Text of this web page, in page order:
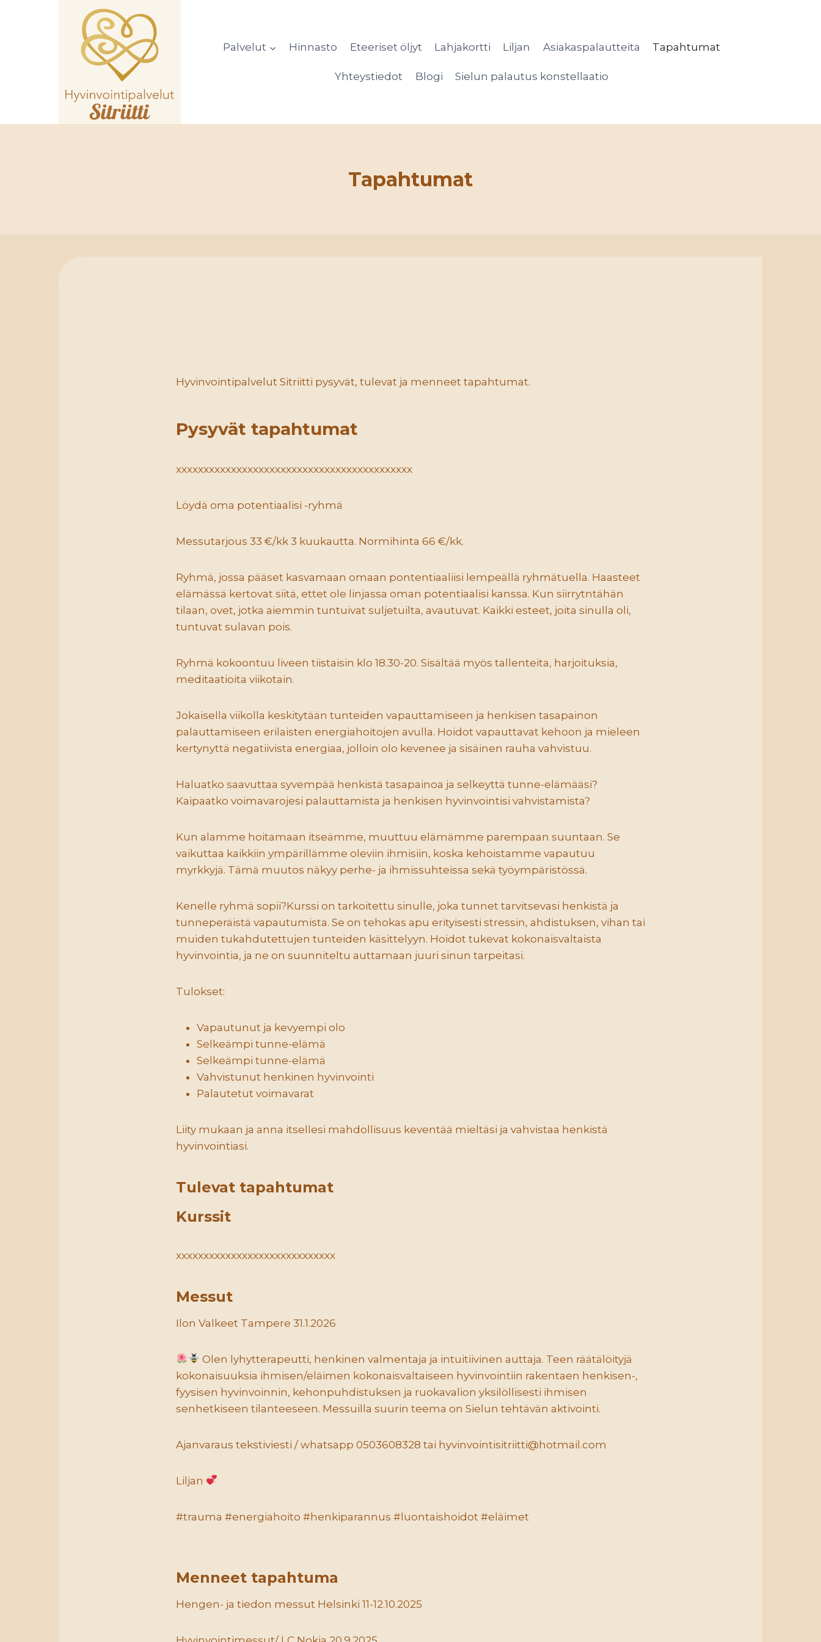
Palvelut
Hinnasto Eteeriset öljyt Lahjakortti Liljan Asiakaspalautteita Tapahtumat
Yhteystiedot Blogi Sielun palautus konstellaatio
Tapahtumat
Hyvinvointipalvelut Sitriitti pysyvät, tulevat ja menneet tapahtumat.
Pysyvät tapahtumat
xxxxxxxxxxxxxxxxxxxxxxxxxxxxxxxxxxxxxxxxxxx
Löydä oma potentiaalisi -ryhmä
Messutarjous 33 €/kk 3 kuukautta. Normihinta 66 €/kk.
Ryhmä, jossa pääset kasvamaan omaan pontentiaaliisi lempeällä ryhmätuella. Haasteet
elämässä kertovat siitä, ettet ole linjassa oman potentiaalisi kanssa. Kun siirrytntähän
tilaan, ovet, jotka aiemmin tuntuivat suljetuilta, avautuvat. Kaikki esteet, joita sinulla oli,
tuntuvat sulavan pois.
Ryhmä kokoontuu liveen tiistaisin klo 18.30-20. Sisältää myös tallenteita, harjoituksia,
meditaatioita viikotain.
Jokaisella viikolla keskitytään tunteiden vapauttamiseen ja henkisen tasapainon
palauttamiseen erilaisten energiahoitojen avulla. Hoidot vapauttavat kehoon ja mieleen
kertynyttä negatiivista energiaa, jolloin olo kevenee ja sisäinen rauha vahvistuu.
Haluatko saavuttaa syvempää henkistä tasapainoa ja selkeyttä tunne-elämääsi?
Kaipaatko voimavarojesi palauttamista ja henkisen hyvinvointisi vahvistamista?
Kun alamme hoitamaan itseämme, muuttuu elämämme parempaan suuntaan. Se
vaikuttaa kaikkiin ympärillämme oleviin ihmisiin, koska kehoistamme vapautuu
myrkkyjä. Tämä muutos näkyy perhe- ja ihmissuhteissa sekä työympäristössä.
Kenelle ryhmä sopii?Kurssi on tarkoitettu sinulle, joka tunnet tarvitsevasi henkistä ja
tunneperäistä vapautumista. Se on tehokas apu erityisesti stressin, ahdistuksen, vihan tai
muiden tukahdutettujen tunteiden käsittelyyn. Hoidot tukevat kokonaisvaltaista
hyvinvointia, ja ne on suunniteltu auttamaan juuri sinun tarpeitasi.
Tulokset:
Vapautunut ja kevyempi olo
Selkeämpi tunne-elämä
Selkeämpi tunne-elämä
Vahvistunut henkinen hyvinvointi
Palautetut voimavarat
Liity mukaan ja anna itsellesi mahdollisuus keventää mieltäsi ja vahvistaa henkistä
hyvinvointiasi.
Tulevat tapahtumat
Kurssit
xxxxxxxxxxxxxxxxxxxxxxxxxxxxx
Messut
Ilon Valkeet Tampere 31.1.2026
Olen lyhytterapeutti, henkinen valmentaja ja intuitiivinen auttaja. Teen räätälöityjä
kokonaisuuksia ihmisen/eläimen kokonaisvaltaiseen hyvinvointiin rakentaen henkisen-,
fyysisen hyvinvoinnin, kehonpuhdistuksen ja ruokavalion yksilöllisesti ihmisen
senhetkiseen tilanteeseen. Messuilla suurin teema on Sielun tehtävän aktivointi.
Ajanvaraus tekstiviesti / whatsapp 0503608328 tai hyvinvointisitriitti@hotmail.com
Liljan
#trauma #energiahoito #henkiparannus #luontaishoidot #eläimet
Menneet tapahtuma
Hengen- ja tiedon messut Helsinki 11-12.10.2025